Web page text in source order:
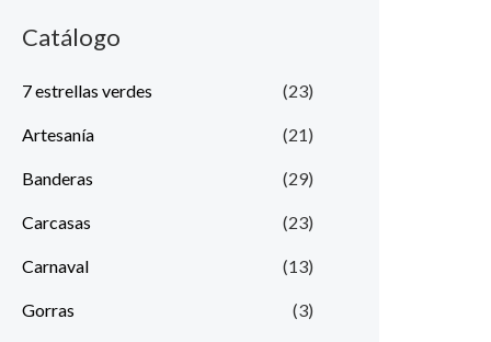
Catálogo
7 estrellas verdes (23)
Artesanía (21)
Banderas (29)
Carcasas (23)
Carnaval (13)
Gorras (3)